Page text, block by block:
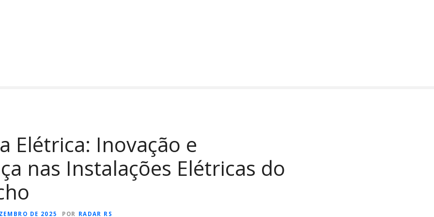
Elétrica: Inovação e
nas Instalações Elétricas do
DE 2025 POR RADAR RS